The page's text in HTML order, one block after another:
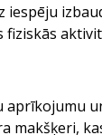
iespēju
fiziskās
makšķeri,